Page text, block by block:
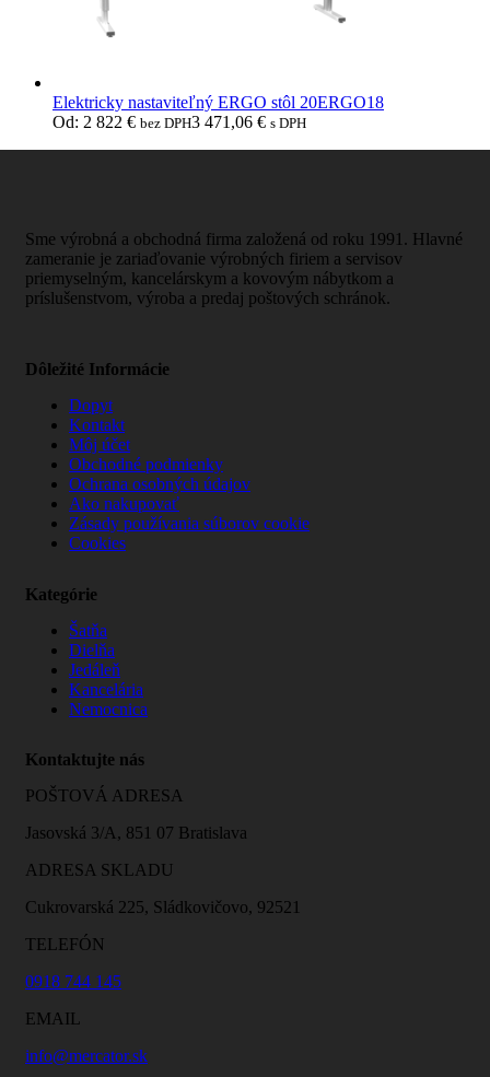
Elektricky nastaviteľný ERGO stôl 20ERGO18
Od: 2 822 € bez DPH3 471,06 € s DPH
Sme výrobná a obchodná firma založená od roku 1991. Hlavné
zameranie je zariaďovanie výrobných firiem a servisov
priemyselným, kancelárskym a kovovým nábytkom a
príslušenstvom, výroba a predaj poštových schránok.
Dôležité Informácie
Dopyt
Kontakt
Môj účet
Obchodné podmienky
Ochrana osobných údajov
Ako nakupovať
Zásady používania súborov cookie
Cookies
Kategórie
Šatňa
Dielňa
Jedáleň
Kancelária
Nemocnica
Kontaktujte nás
POŠTOVÁ ADRESA
Jasovská 3/A, 851 07 Bratislava
ADRESA SKLADU
Cukrovarská 225, Sládkovičovo, 92521
TELEFÓN
0918 744 145
EMAIL
info@mercator.sk